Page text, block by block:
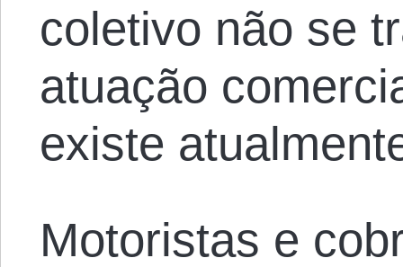
coletivo não se
atuação
existe
Motoristas e